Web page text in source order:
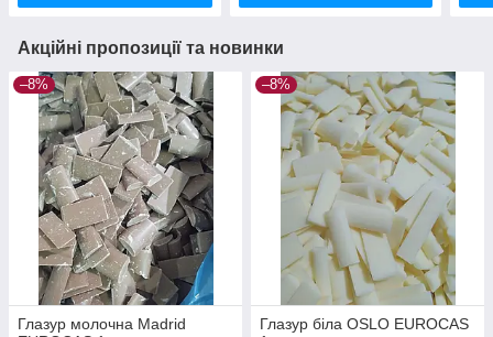
Акційні пропозиції та новинки
–8%
Глазур молочна Madrid
–8%
Глазур біла OSLO EUROCAS